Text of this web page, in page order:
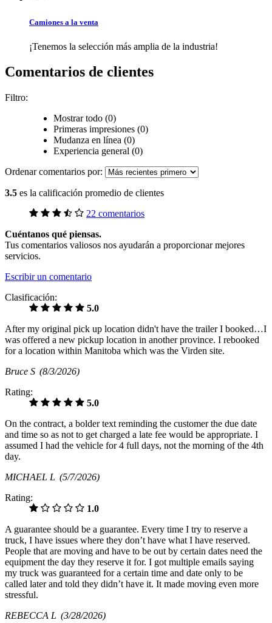
Camiones a la venta
¡Tenemos la selección más amplia de la industria!
Comentarios de clientes
Filtro:
Mostrar todo (0)
Primeras impresiones (0)
Mudanza en línea (0)
Experiencia general (0)
Ordenar comentarios por:
3.5 es la calificación promedio de clientes
22 comentarios
Cuéntanos qué piensas.
Tus comentarios valiosos nos ayudarán a proporcionar mejores
servicios.
Escribir un comentario
Clasificación:
5.0
After my original pick up location didn't have the trailer I booked…I
was offered a new pickup location in another province. I rebooked
for a location within Manitoba which was the Virden site.
Bruce S (8/3/2026)
Rating:
5.0
On the contract, a bolder text reminding the customer the due date
and time so as not to get charged a late fee would be appropriate. I
assumed I had the vehicle for 4 full days, not the morning of the 4th
day.
MICHAEL L (5/7/2026)
Rating:
1.0
A guarantee should be a guarantee. Every time I try to reserve a
truck, I have issues where they don’t have what I have reserved.
People that are moving and have to be out by certain dates need the
equipment the day they reserve it for. I got multiple emails saying
my truck was guaranteed for a certain time and date only to be
called later and told they didn’t have it. It made moving even more
stressful.
REBECCA L (3/28/2026)